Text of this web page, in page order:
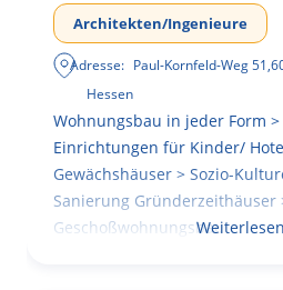
Architekten/Ingenieure
Adresse: Paul-Kornfeld-Weg 51,
Hessen
Wohnungsbau in jeder Form
Einrichtungen für Kinder/
Gewächshäuser > Sozio-
Sanierung Gründerzeithäuser
Geschoßwohnungsbau